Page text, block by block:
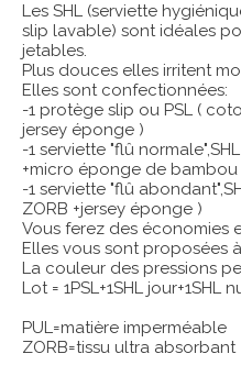
Les SHL (serviette
slip lavable) sont idéales
jetables.
Plus douces elles irritent
Elles sont confectionnées:
-1 protège slip ou PSL (
jersey éponge )
-1 serviette "flû
+micro éponge de bambou
-1 serviette "flû
ZORB +jersey éponge )
Vous ferez des économies
Elles vous sont proposées
La couleur des pressions
Lot = 1PSL+1SHL jour+1SHL
PUL=matière imperméable
ZORB=tissu ultra absorbant